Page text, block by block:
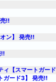
!!
ン】 発売!!
!!
ィ【スマートガー
ガード3】 発売!!